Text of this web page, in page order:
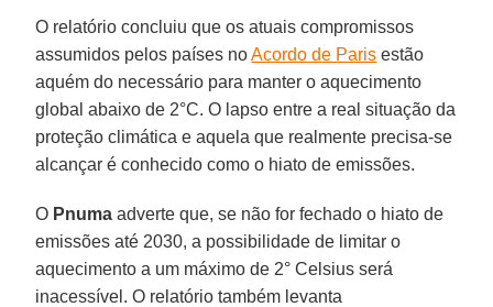
O relatório concluiu que os atuais compromissos
assumidos pelos países noAcordo de Paris estão
aquém do necessário para manter o aquecimento
global abaixo de 2°C. O lapso entre a real situação da
proteção climática e aquela que realmente precisa-se
alcançar é conhecido como o hiato de emissões.
O Pnuma adverte que, se não for fechado o hiato de
emissões até 2030, a possibilidade de limitar o
aquecimento a um máximo de 2° Celsius será
inacessível. O relatório também levanta